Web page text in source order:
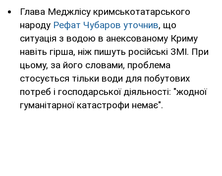
Глава Меджлісу кримськотатарського
народу Рефат Чубаров уточнив, що
ситуація з водою в анексованому Криму
навіть гірша, ніж пишуть російські ЗМІ. При
цьому, за його словами, проблема
стосується тільки води для побутових
потреб і господарської діяльності: "жодної
гуманітарної катастрофи немає".